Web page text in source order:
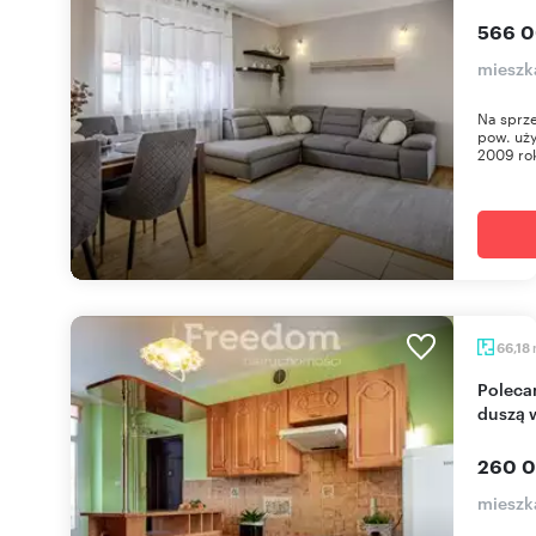
566
Na
pow.
2009
66,18
Polecam urokliwe 3-pokojowe mieszkanie z
duszą
260